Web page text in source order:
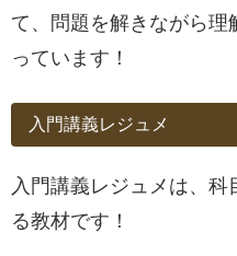
て、問題を解きながら理
っています！
入門講義レジュメ
入門講義レジュメは、
る教材です！